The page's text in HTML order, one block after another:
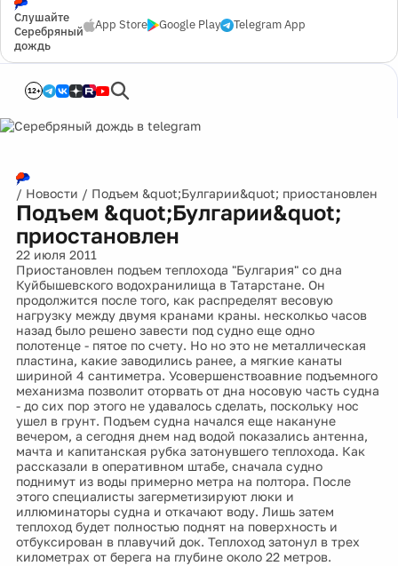
Слушайте
Серебряный
дождь
App Store Google Play Telegram App
12+
/ Новости / Подъем &quot;Булгарии&quot; приостановлен
Подъем &quot;Булгарии&quot;
приостановлен
22 июля 2011
Приостановлен подъем теплохода "Булгария" со дна
Куйбышевского водохранилища в Татарстане. Он
продолжится после того, как распределят весовую
нагрузку между двумя кранами краны. несколкьо часов
назад было решено завести под судно еще одно
полотенце - пятое по счету. Но но это не металлическая
пластина, какие заводились ранее, а мягкие канаты
шириной 4 сантиметра. Усовершенствоавние подъемного
механизма позволит оторвать от дна носовую часть судна
- до сих пор этого не удавалось сделать, поскольку нос
ушел в грунт. Подъем судна начался еще накануне
вечером, а сегодня днем над водой показались антенна,
мачта и капитанская рубка затонувшего теплохода. Как
рассказали в оперативном штабе, сначала судно
поднимут из воды примерно метра на полтора. После
этого специалисты загерметизируют люки и
иллюминаторы судна и откачают воду. Лишь затем
теплоход будет полностью поднят на поверхность и
отбуксирован в плавучий док. Теплоход затонул в трех
километрах от берега на глубине около 22 метров.